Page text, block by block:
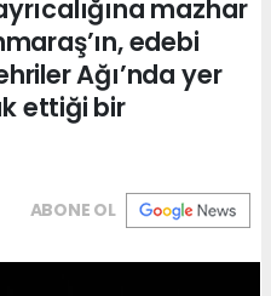
mazhar
edebi
Ağı’nda yer
ettiği bir
ABONE OL